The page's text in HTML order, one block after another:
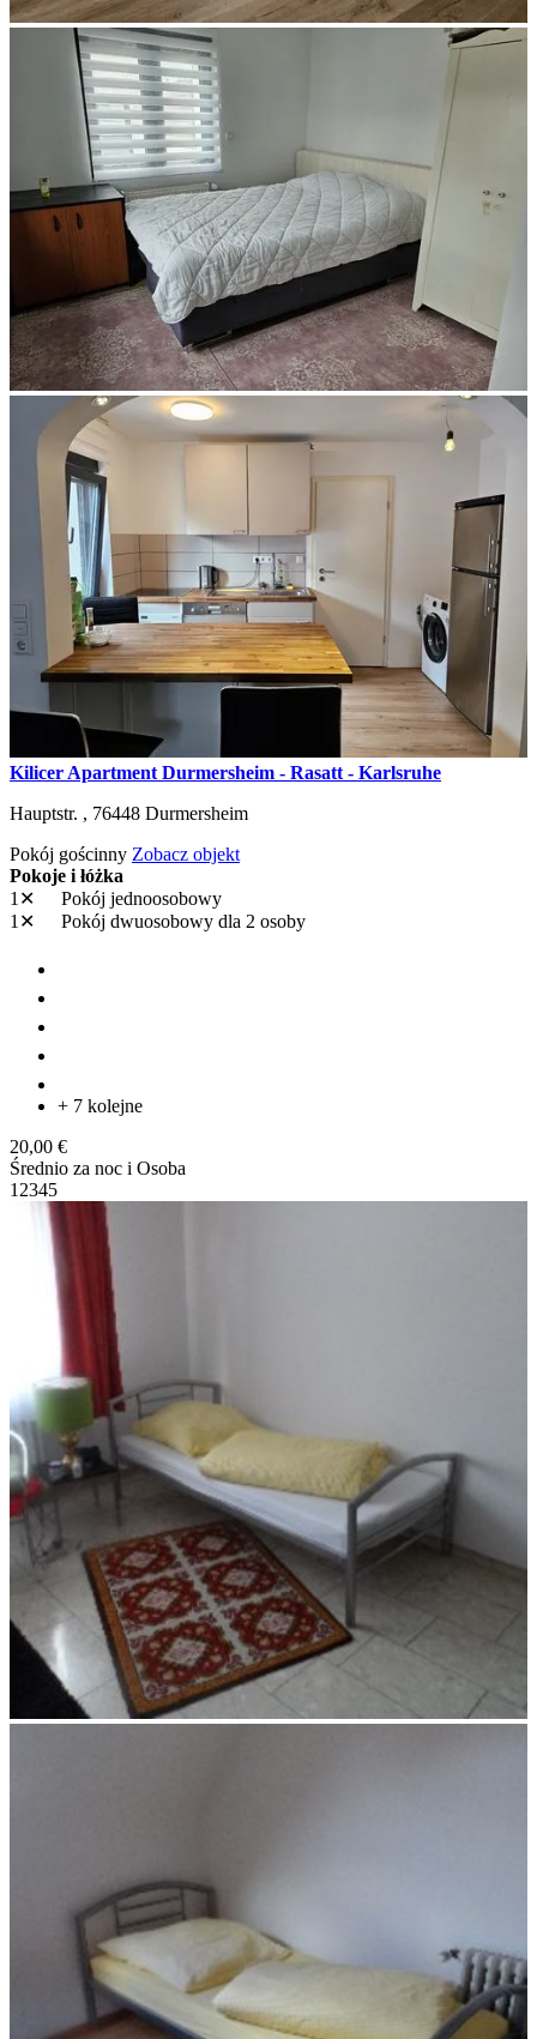
Kilicer Apartment Durmersheim - Rasatt - Karlsruhe
Hauptstr. , 76448 Durmersheim
Pokój gościnny Zobacz objekt
Pokoje i łóżka
1✕
Pokój jednoosobowy
1✕
Pokój dwuosobowy dla 2 osoby
+ 7 kolejne
20,00 €
Średnio za noc i Osoba
1 2345